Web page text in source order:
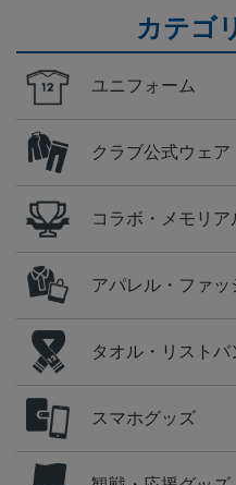
カテゴ
ユニフォーム
クラブ公式ウェア
コラボ・メモリア
アパレル・ファッ
タオル・リストバ
スマホグッズ